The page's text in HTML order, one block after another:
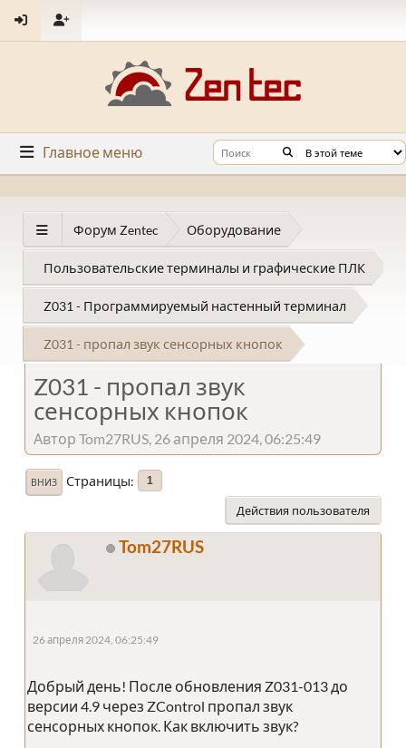
Главное меню
Форум Zentec Оборудование
Пользовательские терминалы и графические ПЛК
Z031 - Программируемый настенный терминал
Z031 - пропал звук сенсорных кнопок
Z031 - пропал звук
сенсорных кнопок
Автор Tom27RUS, 26 апреля 2024, 06:25:49
ВНИЗ Страницы 1
Действия пользователя
Tom27RUS
26 апреля 2024, 06:25:49
Добрый день! После обновления Z031-013 до
версии 4.9 через ZControl пропал звук
сенсорных кнопок. Как включить звук?